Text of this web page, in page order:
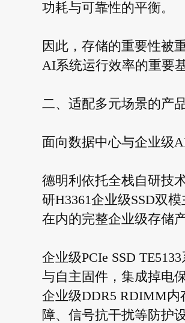
功耗与可靠性的平衡。
因此，存储的重要性被
AI系统运行效率的重要
二、适配多元场景的产
面向数据中心与企业级
德明利依托全栈自研技
研H3361企业级SSD双
在内的完整企业级存储
企业级PCIe SSD
与自主固件，集成掉电
企业级DDR5 RDIMM内
障、信号抗干扰等防护